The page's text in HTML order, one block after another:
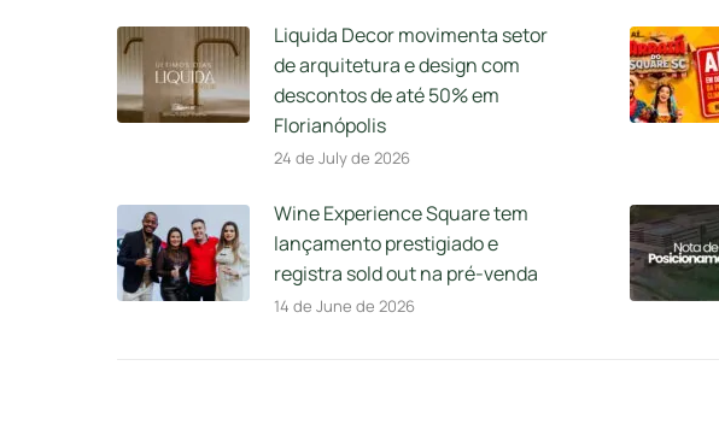
Liquida Decor movimenta setor
de arquitetura e design com
descontos de até 50% em
Florianópolis
24 de July de 2026
Wine Experience Square tem
lançamento prestigiado e
registra sold out na pré-venda
14 de June de 2026